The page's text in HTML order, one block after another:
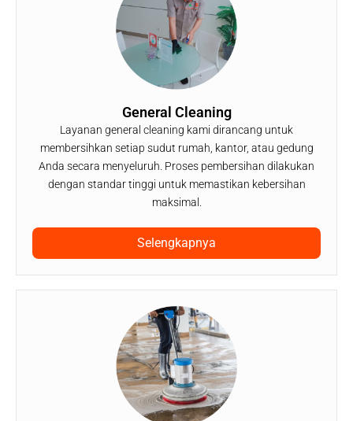
General Cleaning
Layanan general cleaning kami dirancang untuk
membersihkan setiap sudut rumah, kantor, atau gedung
Anda secara menyeluruh. Proses pembersihan dilakukan
dengan standar tinggi untuk memastikan kebersihan
maksimal.
Selengkapnya